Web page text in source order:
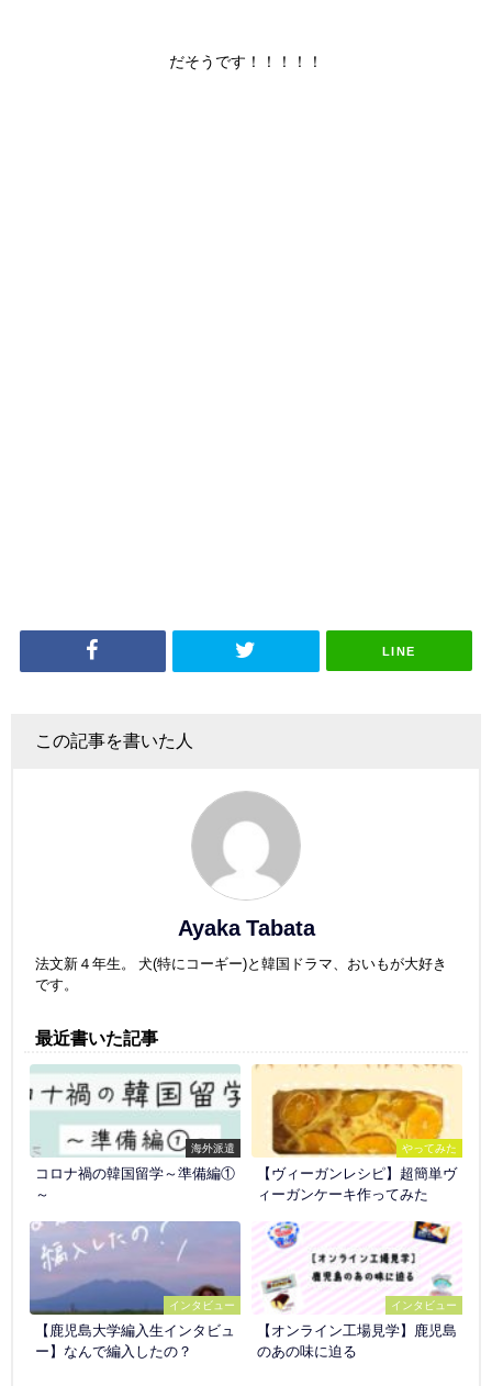
だそうです！！！！！
LINE
この記事を書いた人
Ayaka Tabata
法文新４年生。 犬(特にコーギー)と韓国ドラマ、おいもが大好き
です。
最近書いた記事
海外派遣
コロナ禍の韓国留学～準備編①
～
やってみた
【ヴィーガンレシピ】超簡単ヴ
ィーガンケーキ作ってみた
インタビュー
【鹿児島大学編入生インタビュ
ー】なんで編入したの？
インタビュー
【オンライン工場見学】鹿児島
のあの味に迫る